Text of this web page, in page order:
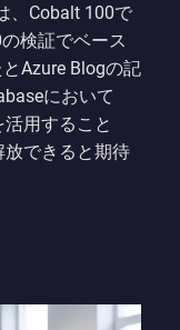
、Cobalt 100で
検証でベース
Azure Blogの記
において
用すること
できると期待